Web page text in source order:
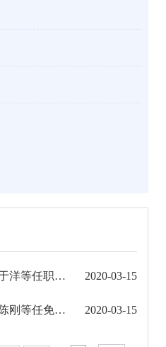
红河州人民政府关于于洋等任职的通知 红政任〔2019〕19号 2020-03-15
红河州人民政府关于陈刚等任免职的通知 红政任〔2019〕20号 2020-03-15